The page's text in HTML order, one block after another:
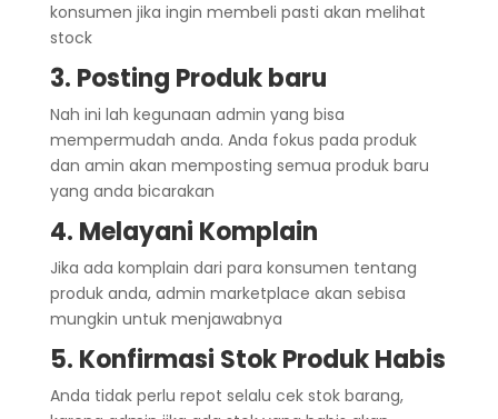
konsumen jika ingin membeli pasti akan melihat
stock
3. Posting Produk baru
Nah ini lah kegunaan admin yang bisa
mempermudah anda. Anda fokus pada produk
dan amin akan memposting semua produk baru
yang anda bicarakan
4. Melayani Komplain
Jika ada komplain dari para konsumen tentang
produk anda, admin marketplace akan sebisa
mungkin untuk menjawabnya
5. Konfirmasi Stok Produk Habis
Anda tidak perlu repot selalu cek stok barang,